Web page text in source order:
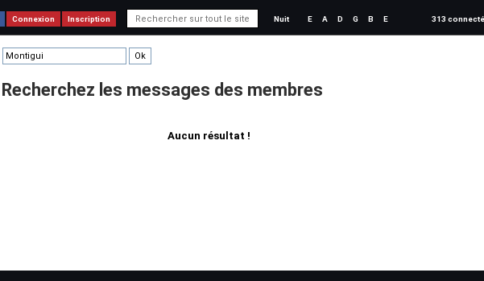
Connexion Inscription Nuit E A D G B E 313
les messages des membres
Aucun résultat !